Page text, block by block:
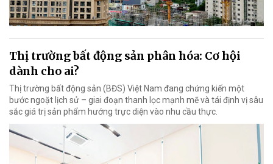
Thị trường bất động sản phân hóa: Cơ hội
dành cho ai?
Thị trường bất động sản (BĐS) Việt Nam đang chứng kiến một
bước ngoặt lịch sử – giai đoạn thanh lọc mạnh mẽ và tái định vị sâu
sắc giá trị sản phẩm hướng trực diện vào nhu cầu thực.